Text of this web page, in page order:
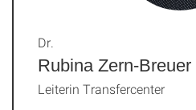
Rubina Zern-Breuer
Dr.
Leiterin Transfercenter